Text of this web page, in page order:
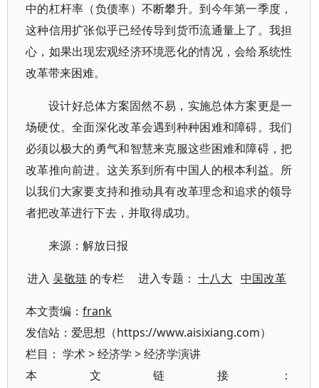
中的杠杆率（负债率）不断攀升。到今年第一季度，
这种信用扩张似乎已经传导到货币流通量上了。我担
心，如果出现宏观经济环境恶化的情况，会给系统性
改革带来困难。
设计好总体方案固然不易，实施总体方案更是一
场硬仗。全面深化改革会遇到种种困难和障碍。我们
必须以极大的勇气和智慧来克服这些困难和障碍，把
改革推向前进。这关系到所有中国人的根本利益。所
以我们大家要支持和推动具有改革理念和追求的领导
者把改革进行下去，并取得成功。
来源：解放日报
进入吴敬琏 的专栏 进入专题：十八大 中国改革
本文责编： frank
发信站：爱思想（https://www.aisixiang.com）
栏目： 学术>经济学 >经济学演讲
本文链接：